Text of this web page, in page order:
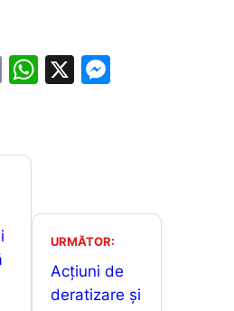
E
l
W
p
p
X
n
g
er
URMĂTOR:
Acțiuni de
deratizare și